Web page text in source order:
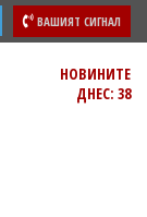
ВАШИЯТ СИГНАЛ
НОВИНИТЕ
ДНЕС: 38